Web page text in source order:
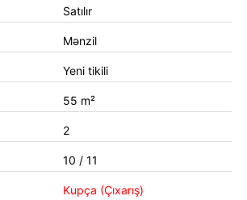
Satılır
Mənzil
Yeni tikili
55 m²
2
10 / 11
Kupça (Çıxarış)